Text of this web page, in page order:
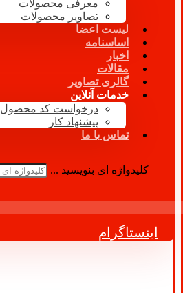
معرفی محصولات
تصاویر محصولات
لیست اعضا
اساسنامه
اخبار
مقالات
گالری تصاویر
خدمات آنلاین
درخواست کد محصول
پیشنهاد کار
تماس با ما
کلیدواژه ای بنویسید ...
اینستاگرام